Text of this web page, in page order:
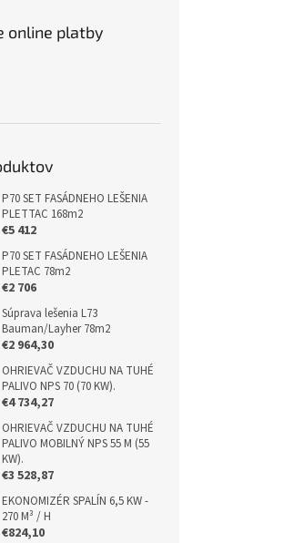
online platby
P70 SET FASÁDNEHO LEŠENIA
PLETTAC 168m2
€5 412
P70 SET FASÁDNEHO LEŠENIA
PLETAC 78m2
€2 706
Súprava lešenia L73
Bauman/Layher 78m2
€2 964,30
OHRIEVAČ VZDUCHU NA TUHÉ
PALIVO NPS 70 (70 KW).
€4 734,27
OHRIEVAČ VZDUCHU NA TUHÉ
PALIVO MOBILNÝ NPS 55 M (55
KW).
€3 528,87
EKONOMIZÉR SPALÍN 6,5 KW -
270 M³ / H
€824,10